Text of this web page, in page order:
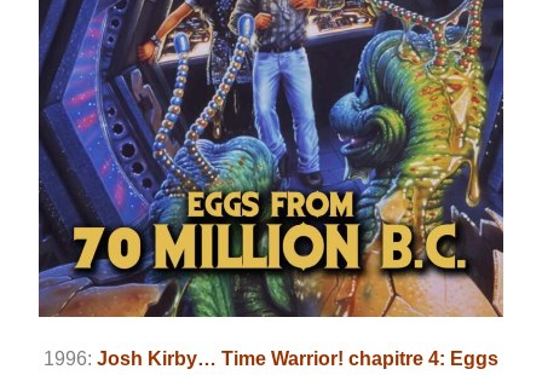
1996: Josh Kirby… Time Warrior! chapitre 4: Eggs